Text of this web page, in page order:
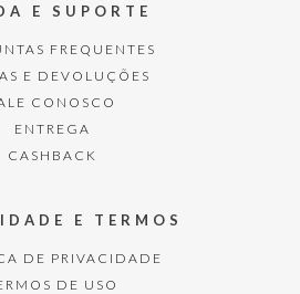
E SUPORTE
FREQUENTES
E DEVOLUÇÕES
CONOSCO
ENTREGA
CASHBACK
E TERMOS
DE PRIVACIDADE
DE USO